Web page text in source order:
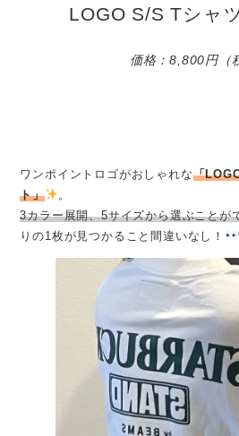
LOGO S/S Tシャ
価格：8,800円（
ワンポイントロゴがおしゃれな「
ト」
。
3カラー展開、5サイズから選ぶことが
りの1枚が見つかること間違いなし！